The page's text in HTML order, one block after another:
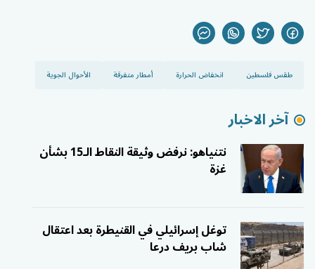
طقس فلسطين انخفاض الحرارة أمطار متفرقة الأحوال الجوية
آخر الاخبار
نتنياهو: نرفض وثيقة النقاط الـ15 بشأن
غزة
توغل إسرائيلي في القنيطرة بعد اعتقال
شاب بريف درعا